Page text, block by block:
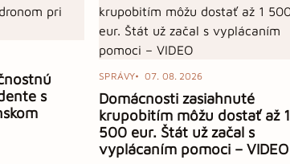
s
SPRÁVY 07. 08. 2026
Domácnosti zasiahnuté
krupobitím môžu dostať až 1
500 eur. Štát už začal s
vyplácaním pomoci – VIDEO